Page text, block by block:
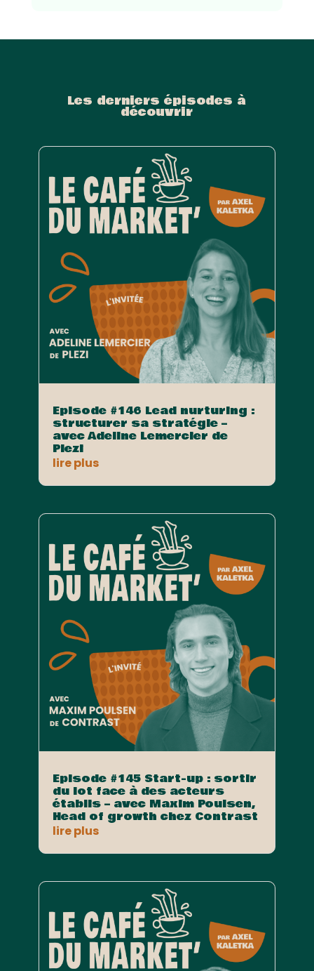
Les derniers épisodes à
découvrir
Episode #146 Lead nurturing :
structurer sa stratégie –
avec Adeline Lemercier de
Plezi
lire plus
Episode #145 Start-up : sortir
du lot face à des acteurs
établis – avec Maxim Poulsen,
Head of growth chez Contrast
lire plus